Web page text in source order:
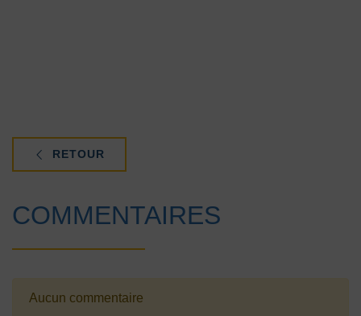
RETOUR
COMMENTAIRES
Aucun commentaire